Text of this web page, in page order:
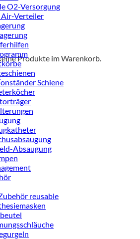
Produkte im Warenkorb.
O2-Versorgung
Verteiler
Schiene
Absaugung
reusable